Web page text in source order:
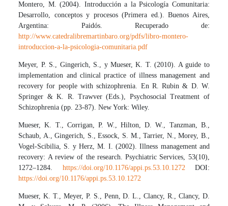
Montero, M. (2004). Introducción a la Psicología Comunitaria:
Desarrollo, conceptos y procesos (Primera ed.). Buenos Aires,
Argentina: Paidós. Recuperado de:
http://www.catedralibremartinbaro.org/pdfs/libro-montero-
introduccion-a-la-psicologia-comunitaria.pdf
Meyer, P. S., Gingerich, S., y Mueser, K. T. (2010). A guide to
implementation and clinical practice of illness management and
recovery for people with schizophrenia. En R. Rubin & D. W.
Springer & K. R. Trawver (Eds.), Psychosocial Treatment of
Schizophrenia (pp. 23-87). New York: Wiley.
Mueser, K. T., Corrigan, P. W., Hilton, D. W., Tanzman, B.,
Schaub, A., Gingerich, S., Essock, S. M., Tarrier, N., Morey, B.,
Vogel-Scibilia, S. y Herz, M. I. (2002). Illness management and
recovery: A review of the research. Psychiatric Services, 53(10),
1272–1284. https://doi.org/10.1176/appi.ps.53.10.1272DOI:
https://doi.org/10.1176/appi.ps.53.10.1272
Mueser, K. T., Meyer, P. S., Penn, D. L., Clancy, R., Clancy, D.